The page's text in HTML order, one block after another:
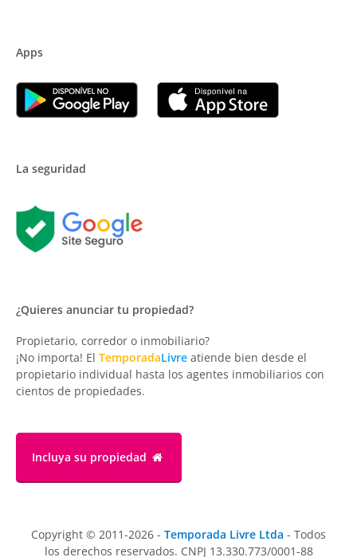
Apps
La seguridad
¿Quieres anunciar tu propiedad?
Propietario, corredor o inmobiliario?
¡No importa! El TemporadaLivre atiende bien desde el
propietario individual hasta los agentes inmobiliarios con
cientos de propiedades.
Incluya su propiedad
Copyright © 2011-2026 - Temporada Livre Ltda - Todos
los derechos reservados. CNPJ 13.330.773/0001-88